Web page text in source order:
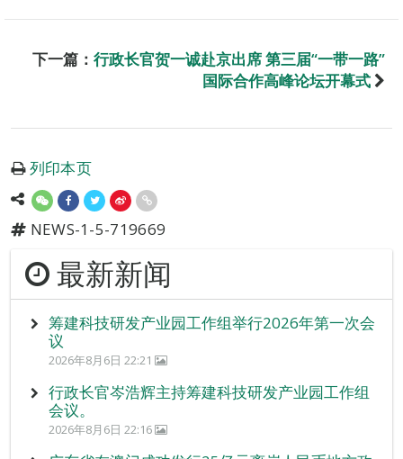
下一篇： 行政长官贺一诚赴京出席 第三届“一带一路”
国际合作高峰论坛开幕式
列印本页
NEWS-1-5-719669
最新新闻
筹建科技研发产业园工作组举行2026年第一次会
议
2026年8月6日 22:21
行政长官岑浩辉主持筹建科技研发产业园工作组
会议。
2026年8月6日 22:16